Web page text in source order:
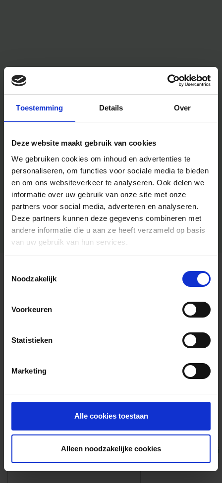
Toestemming Details Over
Deze website maakt gebruik van cookies
We gebruiken cookies om inhoud en advertenties te
personaliseren, om functies voor sociale media te bieden
en om ons websiteverkeer te analyseren. Ook delen we
informatie over uw gebruik van onze site met onze
partners voor social media, adverteren en analyseren.
Deze partners kunnen deze gegevens combineren met
andere informatie die u aan ze heeft verzameld op basis
van uw gebruik van hun services.
Noodzakelijk
Voorkeuren
Statistieken
Marketing
Alle cookies toestaan
Alleen noodzakelijke cookies
Algemene informatie
Foto’s ({{photos.length}})
Eigen foto’s